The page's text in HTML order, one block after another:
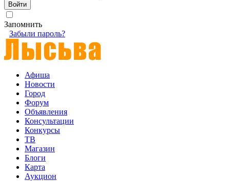
Запомнить
Забыли пароль?
Афиша
Новости
Город
Форум
Объявления
Консультации
Конкурсы
ТВ
Магазин
Блоги
Карта
Аукцион